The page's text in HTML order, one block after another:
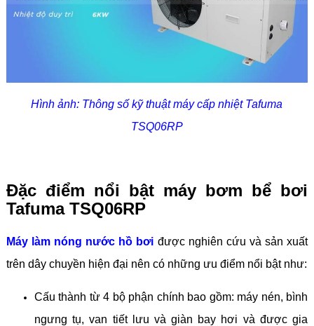
Hình ảnh: Thông số kỹ thuật máy cấp nhiệt Tafuma
TSQ06RP
Đặc điểm nổi bật máy bơm bể bơi
Tafuma TSQ06RP
Máy làm nóng nước hồ bơi được nghiên cứu và sản xuất
trên dây chuyền hiện đại nên có những ưu điểm nổi bật như:
Cấu thành từ 4 bộ phận chính bao gồm: máy nén, bình
ngưng tụ, van tiết lưu và giàn bay hơi và được gia